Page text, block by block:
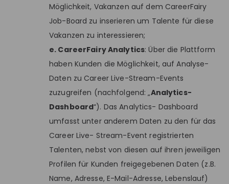
Möglichkeit, Vakanzen auf dem CareerFairy
Job-Board zu inserieren um Talente für diese
Vakanzen zu interessieren;
e. CareerFairy Analytics: Über die Plattform
haben Kunden die Möglichkeit, auf Analyse-
Daten zu Career Live-Stream-Events
zuzugreifen (nachfolgend: „Analytics-
Dashboard“). Das Analytics- Dashboard
umfasst unter anderem Daten zu den für das
Career Live- Stream-Event registrierten
Talenten, nebst von diesen auf ihren jeweiligen
Profilen für Kunden freigegebenen Daten (z.B.
Name, Adresse, E-Mail-Adresse, Lebenslauf)